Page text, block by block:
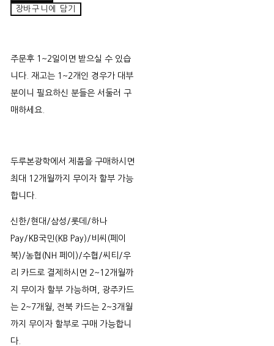
장바구니에 담기
주문후 1~2일이면 받으실 수 있습
니다. 재고는 1~2개인 경우가 대부
분이니 필요하신 분들은 서둘러 구
매하세요.
두루본광학에서 제품을 구매하시면
최대 12개월까지 무이자 할부 가능
합니다.
신한/현대/삼성/롯데/하나
Pay/KB국민(KB Pay)/비씨(페이
북)/농협(NH 페이)/수협/씨티/우
리 카드로 결제하시면 2~12개월까
지 무이자 할부 가능하며, 광주카드
는 2~7개월, 전북 카드는 2~3개월
까지 무이자 할부로 구매 가능합니
다.